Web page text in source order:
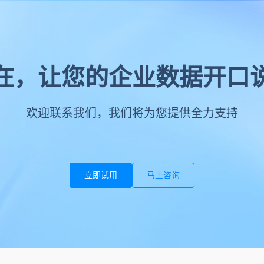
，让您的企业数据开口
欢迎联系我们，我们将为您提供全力支持
立即试用 马上咨询